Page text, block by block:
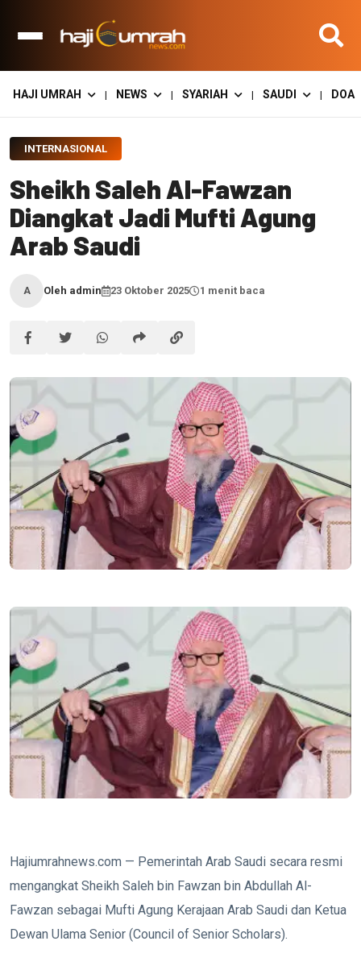
HAJI UMRAH | NEWS | SYARIAH | SAUDI | DOA
INTERNASIONAL
Sheikh Saleh Al-Fawzan
Diangkat Jadi Mufti Agung
Arab Saudi
A Oleh admin 23 Oktober 2025 1 menit baca
Hajiumrahnews.com — Pemerintah Arab Saudi secara resmi
mengangkat Sheikh Saleh bin Fawzan bin Abdullah Al-
Fawzan sebagai Mufti Agung Kerajaan Arab Saudi dan Ketua
Dewan Ulama Senior (Council of Senior Scholars).